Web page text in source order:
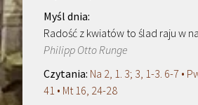
Radość z kwiatów to ślad raju w
Philipp Otto Runge
Na 2, 1. 3; 3, 1-3. 6-7 •
41 • Mt 16, 24-28